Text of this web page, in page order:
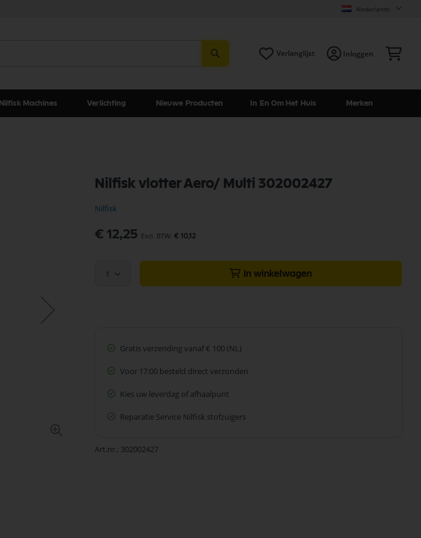
Nederlands
Verlanglijst Inloggen
Nilfisk Machines Verlichting Nieuwe Producten In En Om Het Huis Merken
Nilfisk vlotter Aero/ Multi 302002427
Nilfisk
€ 12,25 € 10,12
1 In winkelwagen
Gratis verzending vanaf € 100 (NL)
Voor 17:00 besteld direct verzonden
Kies uw leverdag of afhaalpunt
Reparatie Service Nilfisk stofzuigers
Art.nr. 302002427